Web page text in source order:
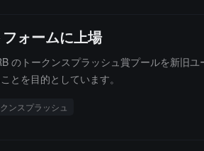
ォームに上場
のトークンスプラッシュ賞プールを新旧
とを目的としています。
ンスプラッシュ